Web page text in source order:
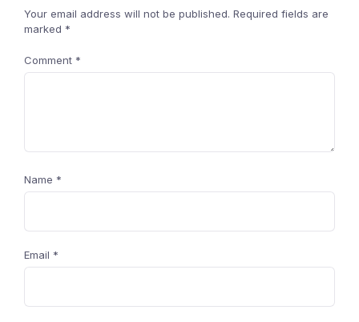
Your email address will not be published. Required fields are
marked *
Comment *
Name *
Email *